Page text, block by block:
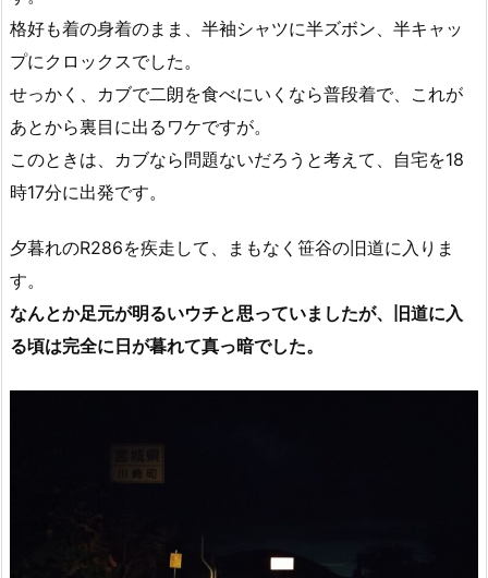
格好も着の身着のまま、半袖シャツに半ズボン、半キャッ
プにクロックスでした。
せっかく、カブで二朗を食べにいくなら普段着で、これが
あとから裏目に出るワケですが。
このときは、カブなら問題ないだろうと考えて、自宅を18
時17分に出発です。
夕暮れのR286を疾走して、まもなく笹谷の旧道に入りま
す。
なんとか足元が明るいウチと思っていましたが、旧道に入
る頃は完全に日が暮れて真っ暗でした。